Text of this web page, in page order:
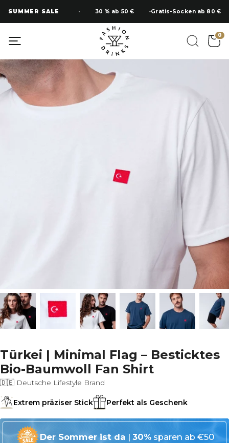
Inhalt
springen
SUMMER SALE 30 % ab 50 € Gratis-Socken ab 80 €
0
Türkei | Minimal Flag – Besticktes
Bio-Baumwoll Fan Shirt
🇩🇪 Deutsche Lifestyle Brand
Extrem präziser Stick Perfekt als Geschenk
Der Sommer ist da | 30%sparen ab €50